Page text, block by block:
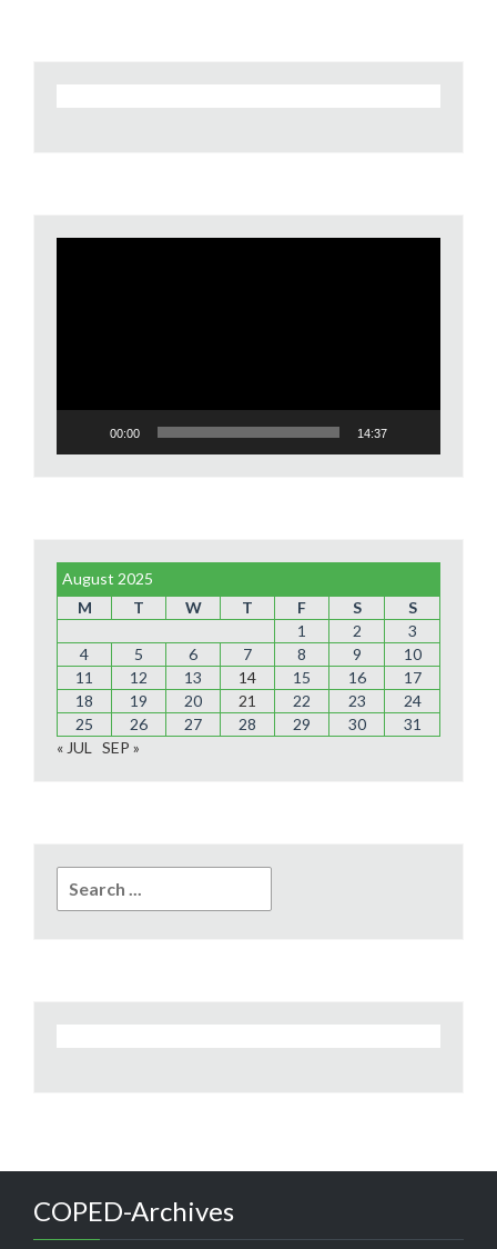
00:00 14:37
August 2025
M
T W T F S
S
1
2
3
4
5 6 7 8 9
10
11
12 13 14 15 16
17
18
19 20 21 22 23
24
25
26 27 28 29 30
31
« JUL
SEP »
for:
COPED-Archives